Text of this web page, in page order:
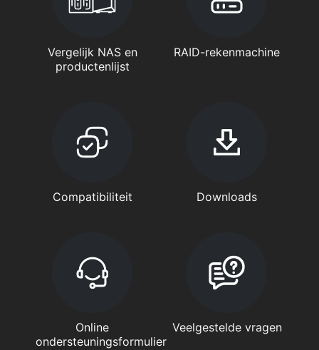
Vergelijk NAS en
productenlijst
RAID-rekenmachine
Compatibiliteit Downloads
Online
ondersteuningsformulier
Veelgestelde vragen